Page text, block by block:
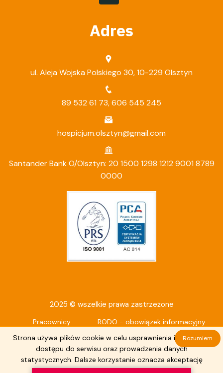
Strona używa plików cookie w celu usprawnienia i ułatwienia
dostępu do serwisu oraz prowadzenia danych
statystycznych. Dalsze korzystanie oznacza akceptację
tego stanu rzeczy.
Rozumiem
Adres
ul. Aleja Wojska Polskiego 30, 10-229 Olsztyn
89 532 61 73,606 545 245
hospicjum.olsztyn@gmail.com
Santander Bank O/Olsztyn: 20 1500 1298 1212 9001 8789
0000
2025 © wszelkie prawa zastrzeżone
Pracownicy
RODO - obowiązek informacyjny
Deklaracja dostępności